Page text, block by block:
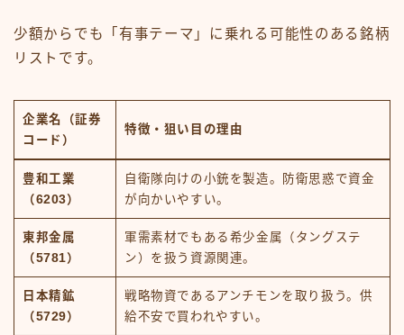
少額からでも「有事テーマ」に乗れる可能性のある銘柄
リストです。
企業名（証券
コード）
特徴・狙い目の理由
豊和工業
（6203）
自衛隊向けの小銃を製造。防衛思惑で資金
が向かいやすい。
東邦金属
（5781）
軍需素材でもある希少金属（タングステ
ン）を扱う資源関連。
日本精鉱
（5729）
戦略物資であるアンチモンを取り扱う。供
給不安で買われやすい。